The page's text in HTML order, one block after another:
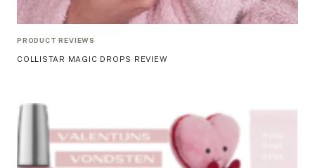
PRODUCT REVIEWS
COLLISTAR MAGIC DROPS REVIEW